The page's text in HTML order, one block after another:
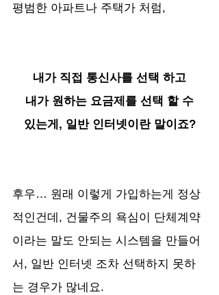
평범한 아파트나 주택가 처럼,
내가 직접 통신사를 선택 하고
내가 원하는 요금제를 선택 할 수
있는게, 일반 인터넷이란 말이죠?
후우… 원래 이렇게 가입하는게 정상
적인건데, 건물주의 욕심이 단체계약
이라는 말도 안되는 시스템을 만들어
서, 일반 인터넷 조차 선택하지 못하
는 경우가 많네요.